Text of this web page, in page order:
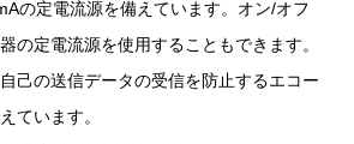
の定電流源を備えています。オン/オフ
の定電流源を使用することもできます。
己の送信データの受信を防止するエコー
ています。